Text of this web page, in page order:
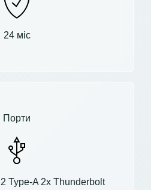
24 міс
Порти
Type-A 2x Thunderbolt